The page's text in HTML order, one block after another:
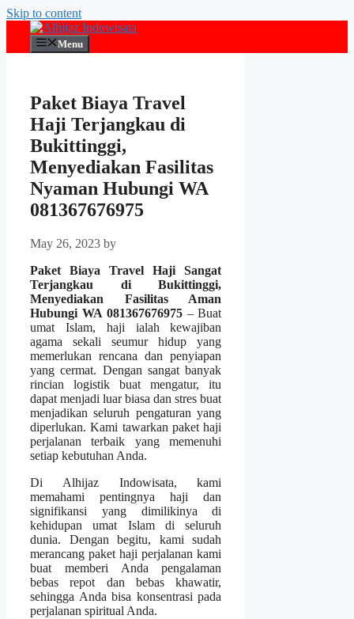
Skip to content
Menu
Paket Biaya Travel
Haji Terjangkau di
Bukittinggi,
Menyediakan Fasilitas
Nyaman Hubungi WA
081367676975
May 26, 2023 by
Paket Biaya Travel Haji Sangat
Terjangkau di Bukittinggi,
Menyediakan Fasilitas Aman
Hubungi WA 081367676975– Buat
umat Islam, haji ialah kewajiban
agama sekali seumur hidup yang
memerlukan rencana dan penyiapan
yang cermat. Dengan sangat banyak
rincian logistik buat mengatur, itu
dapat menjadi luar biasa dan stres buat
menjadikan seluruh pengaturan yang
diperlukan. Kami tawarkan paket haji
perjalanan terbaik yang memenuhi
setiap kebutuhan Anda.
Di Alhijaz Indowisata, kami
memahami pentingnya haji dan
signifikansi yang dimilikinya di
kehidupan umat Islam di seluruh
dunia. Dengan begitu, kami sudah
merancang paket haji perjalanan kami
buat memberi Anda pengalaman
bebas repot dan bebas khawatir,
sehingga Anda bisa konsentrasi pada
perjalanan spiritual Anda.